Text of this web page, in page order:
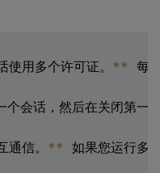
用多个许可证。 ** 每
个会话，然后在关闭第一
信。 **